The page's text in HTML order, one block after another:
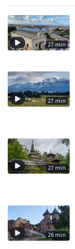
27 min
27 min
27 min
26 min